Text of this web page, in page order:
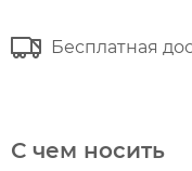
Бесплатная
С чем носить